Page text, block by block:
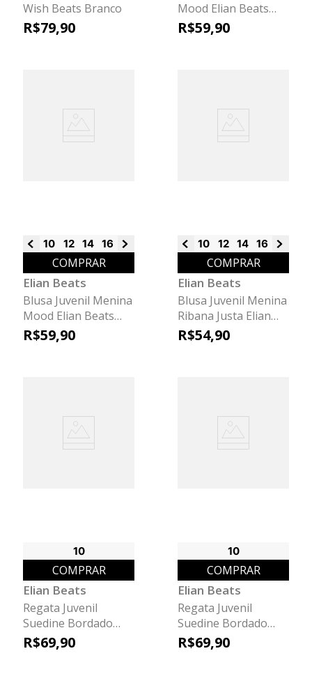
Wish Beats Branco
R$79,90
Mood Elian Beats
Bege
R$59,90
10 12 14 16 18
COMPRAR
Elian Beats
Blusa Juvenil Menina
Mood Elian Beats
Preto
R$59,90
10 12 14 16 18
COMPRAR
Elian Beats
Blusa Juvenil Menina
Ribana Justa Elian
Beats Laranja
R$54,90
10
COMPRAR
Elian Beats
Regata Juvenil
Suedine Bordado
Frutas Beats Azul
R$69,90
10
COMPRAR
Elian Beats
Regata Juvenil
Suedine Bordado
Frutas Beats Preto
R$69,90